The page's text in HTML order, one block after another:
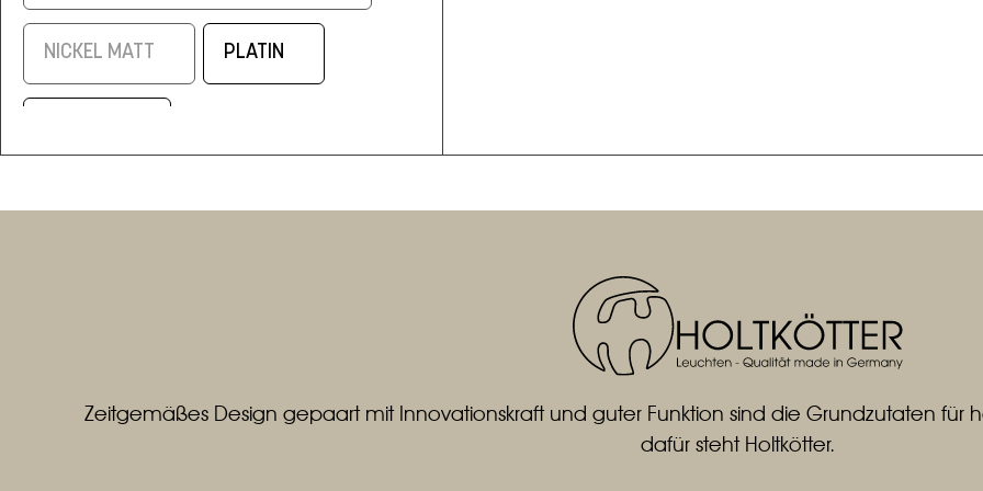
NICKEL MATT PLATIN
Zeitgemäßes Design gepaart mit Innovationskraft und guter Funktion sind die Grundzutaten für
dafür steht Holtkötter.